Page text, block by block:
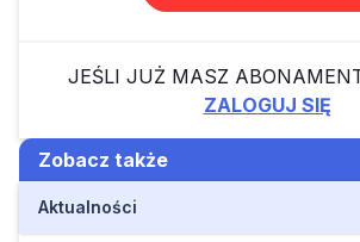
JEŚLI JUŻ MASZ
ZALOGUJ SIĘ
Zobacz także
Aktualności